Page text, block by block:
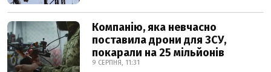
Компанію, яка невчасно
поставила дрони для ЗСУ,
покарали на 25 мільйонів
9 СЕРПНЯ, 11:31